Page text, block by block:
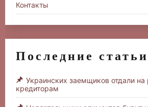
Контакты
Последние статьи
Украинских заемщиков отдали на
кредиторам